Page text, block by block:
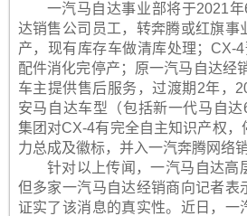
一汽马自达事业部将于2021
达销售公司员工，转奔腾或红旗事
产，现有库存车做清库处理；CX-
配件消化完停产；原一汽马自达经
车主提供售后服务，过渡期2年，
安马自达车型（包括新一代马自
集团对CX-4有完全自主知识产权，
力总成及徽标，并入一汽奔腾网络销
针对以上传闻，一汽马自达高
但多家一汽马自达经销商向记者表
证实了该消息的真实性。近日，一